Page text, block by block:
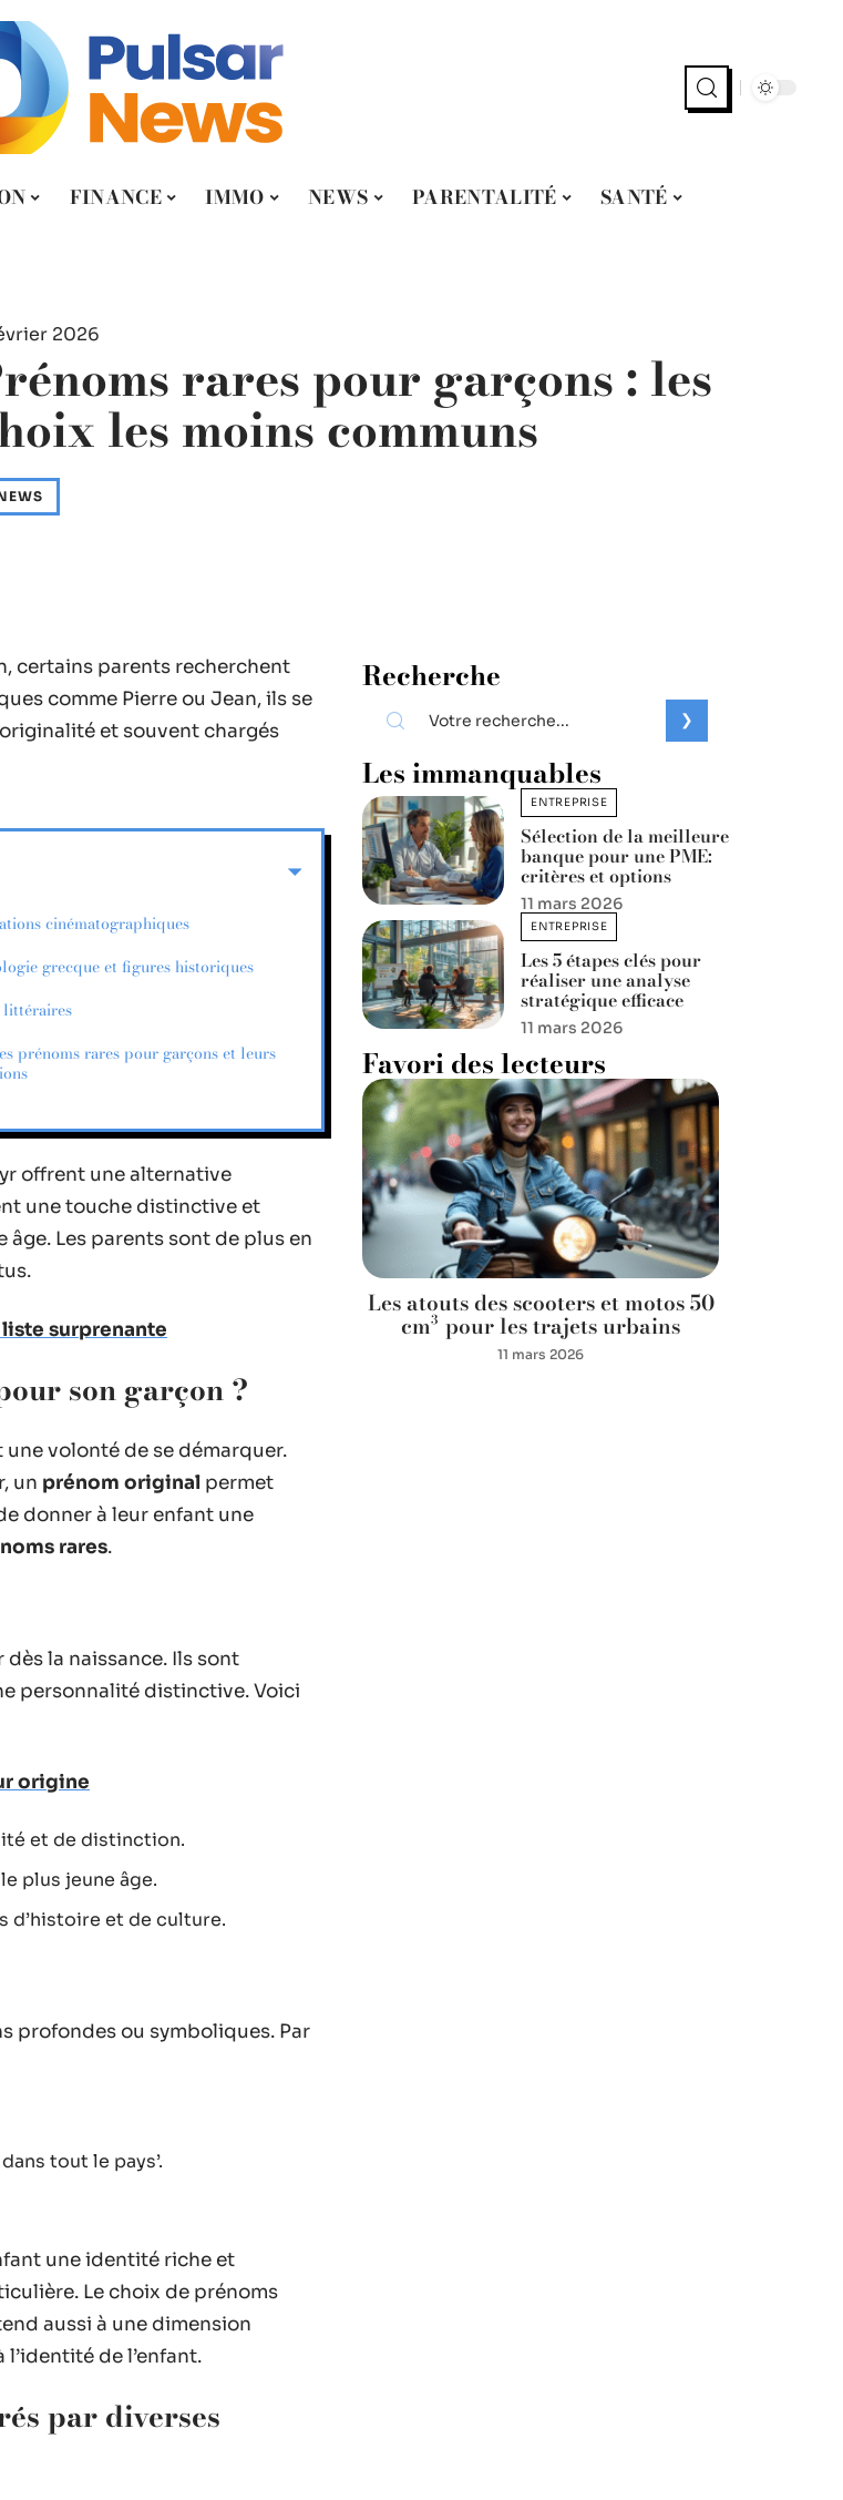
FINANCE IMMO NEWS PARENTALITÉ
SANTÉ
2026
rares pour garçons : les
les moins communs
certains parents recherchent
comme Pierre ou Jean, ils se
et souvent chargés
cinématographiques
grecque et figures historiques
littéraires
prénoms rares pour garçons et leurs
offrent une alternative
une touche distinctive et
Les parents sont de plus en
liste surprenante
son garçon ?
volonté de se démarquer.
un prénom original permet
donner à leur enfant une
rares.
la naissance. Ils sont
personnalité distinctive. Voici
origine
et de distinction.
plus jeune âge.
d’histoire et de culture.
profondes ou symboliques. Par
tout le pays’.
une identité riche et
Le choix de prénoms
aussi à une dimension
de l’enfant.
par diverses
Recherche
Les immanquables
ENTREPRISE
Sélection de la meilleure
banque pour une PME:
critères et options
11 mars 2026
ENTREPRISE
Les 5 étapes clés pour
réaliser une analyse
stratégique efficace
11 mars 2026
Favori des lecteurs
Les atouts des scooters et motos 50
cm³ pour les trajets urbains
11 mars 2026